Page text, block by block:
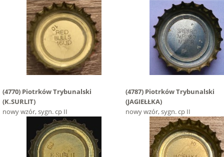
(4770) Piotrków Trybunalski
(K.SURLIT)
nowy wzór, sygn. cp II
(4787) Piotrków Trybunalski
(JAGIEŁŁKA)
nowy wzór, sygn. cp II